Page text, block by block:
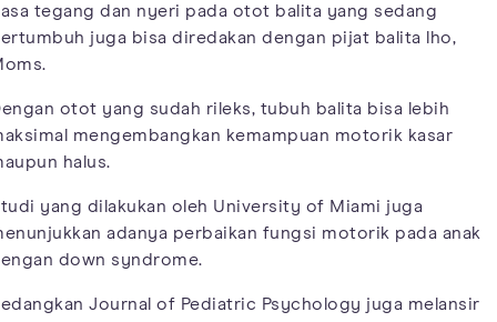
tegang dan nyeri pada otot balita yang sedang
juga bisa diredakan dengan pijat balita lho,
otot yang sudah rileks, tubuh balita bisa lebih
mengembangkan kemampuan motorik kasar
halus.
yang dilakukan oleh University of Miami juga
adanya perbaikan fungsi motorik pada anak
down syndrome.
Journal of Pediatric Psychology juga melansir